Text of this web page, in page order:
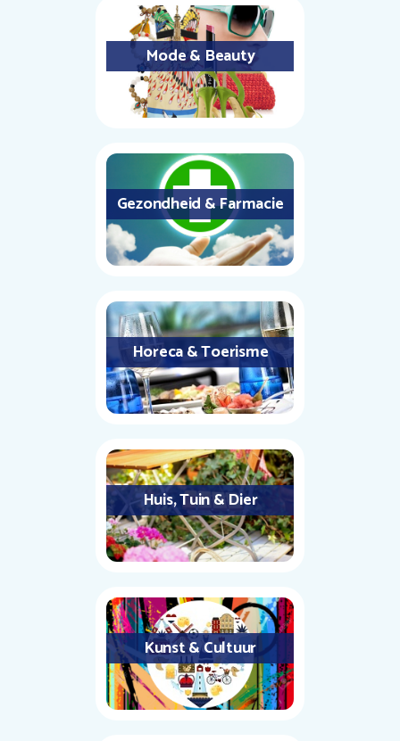
Mode & Beauty
Gezondheid & Farmacie
Horeca & Toerisme
Huis, Tuin & Dier
Kunst & Cultuur